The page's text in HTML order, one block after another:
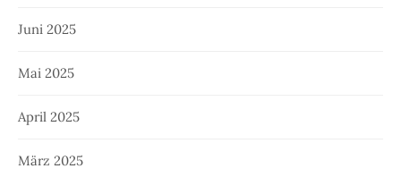
Juni 2025
Mai 2025
April 2025
März 2025